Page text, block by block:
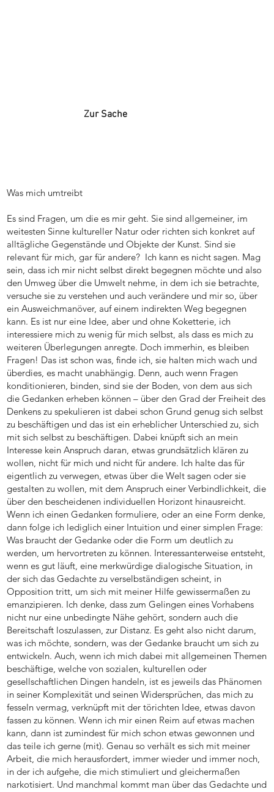
Zur Sache
Was mich umtreibt
Es sind Fragen, um die es mir geht. Sie sind allgemeiner, im
weitesten Sinne kultureller Natur oder richten sich konkret auf
alltägliche Gegenstände und Objekte der Kunst. Sind sie
relevant für mich, gar für andere? Ich kann es nicht sagen. Mag
sein, dass ich mir nicht selbst direkt begegnen möchte und also
den Umweg über die Umwelt nehme, in dem ich sie betrachte,
versuche sie zu verstehen und auch verändere und mir so, über
ein Ausweichmanöver, auf einem indirekten Weg begegnen
kann. Es ist nur eine Idee, aber und ohne Koketterie, ich
interessiere mich zu wenig für mich selbst, als dass es mich zu
weiteren Überlegungen anregte. Doch immerhin, es bleiben
Fragen! Das ist schon was, finde ich, sie halten mich wach und
überdies, es macht unabhängig. Denn, auch wenn Fragen
konditionieren, binden, sind sie der Boden, von dem aus sich
die Gedanken erheben können – über den Grad der Freiheit des
Denkens zu spekulieren ist dabei schon Grund genug sich selbst
zu beschäftigen und das ist ein erheblicher Unterschied zu, sich
mit sich selbst zu beschäftigen. Dabei knüpft sich an mein
Interesse kein Anspruch daran, etwas grundsätzlich klären zu
wollen, nicht für mich und nicht für andere. Ich halte das für
eigentlich zu verwegen, etwas über die Welt sagen oder sie
gestalten zu wollen, mit dem Anspruch einer Verbindlichkeit, die
über den bescheidenen individuellen Horizont hinausreicht.
Wenn ich einen Gedanken formuliere, oder an eine Form denke,
dann folge ich lediglich einer Intuition und einer simplen Frage:
Was braucht der Gedanke oder die Form um deutlich zu
werden, um hervortreten zu können. Interessanterweise entsteht,
wenn es gut läuft, eine merkwürdige dialogische Situation, in
der sich das Gedachte zu verselbständigen scheint, in
Opposition tritt, um sich mit meiner Hilfe gewissermaßen zu
emanzipieren. Ich denke, dass zum Gelingen eines Vorhabens
nicht nur eine unbedingte Nähe gehört, sondern auch die
Bereitschaft loszulassen, zur Distanz. Es geht also nicht darum,
was ich möchte, sondern, was der Gedanke braucht um sich zu
entwickeln. Auch, wenn ich mich dabei mit allgemeinen Themen
beschäftige, welche von sozialen, kulturellen oder
gesellschaftlichen Dingen handeln, ist es jeweils das Phänomen
in seiner Komplexität und seinen Widersprüchen, das mich zu
fesseln vermag, verknüpft mit der törichten Idee, etwas davon
fassen zu können. Wenn ich mir einen Reim auf etwas machen
kann, dann ist zumindest für mich schon etwas gewonnen und
das teile ich gerne (mit). Genau so verhält es sich mit meiner
Arbeit, die mich herausfordert, immer wieder und immer noch,
in der ich aufgehe, die mich stimuliert und gleichermaßen
narkotisiert. Und manchmal kommt man über das Gedachte und